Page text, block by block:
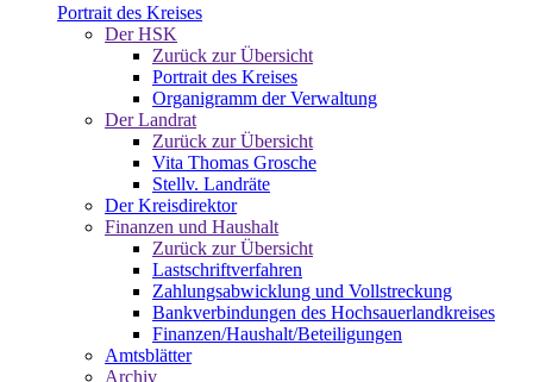
Portrait des Kreises
Der HSK
Zurück zur Übersicht
Portrait des Kreises
Organigramm der Verwaltung
Der Landrat
Zurück zur Übersicht
Vita Thomas Grosche
Stellv. Landräte
Der Kreisdirektor
Finanzen und Haushalt
Zurück zur Übersicht
Lastschriftverfahren
Zahlungsabwicklung und Vollstreckung
Bankverbindungen des Hochsauerlandkreises
Finanzen/Haushalt/Beteiligungen
Amtsblätter
Archiv